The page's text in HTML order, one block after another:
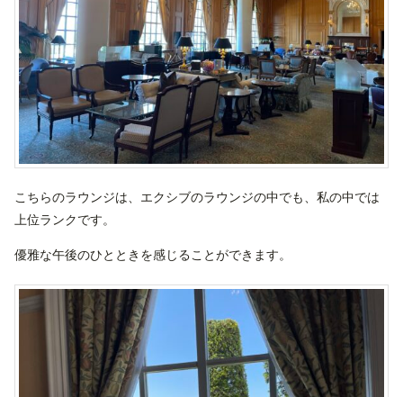
こちらのラウンジは、エクシブのラウンジの中でも、私の中では
上位ランクです。
優雅な午後のひとときを感じることができます。